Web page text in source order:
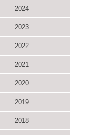
2024
2023
2022
2021
2020
2019
2018